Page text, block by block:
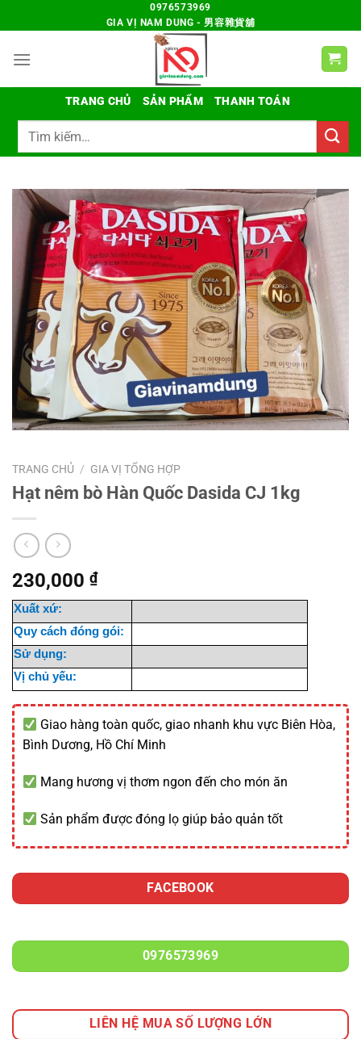
đến
dung
0976573969
GIA VỊ NAM DUNG - 男容雜貨舖
TRANG CHỦ SẢN PHẨM
THANH TOÁN
Tìm
TRANG CHỦ / GIA VỊ TỔNG HỢP
Hạt nêm bò Hàn Quốc Dasida CJ 1kg
230,000 ₫
Xuất xứ:
Quy cách đóng gói:
Sử dụng:
Vị chủ yếu:
Giao hàng toàn quốc, giao nhanh khu vực Biên Hòa,
Bình Dương, Hồ Chí Minh
Mang hương vị thơm ngon đến cho món ăn
Sản phẩm được đóng lọ giúp bảo quản tốt
FACEBOOK
0976573969
LIÊN HỆ MUA SỐ LƯỢNG LỚN